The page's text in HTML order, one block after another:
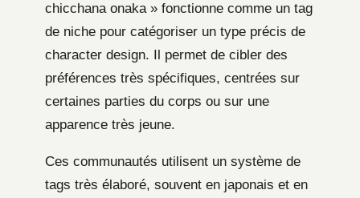
chicchana onaka » fonctionne comme un tag
de niche pour catégoriser un type précis de
character design. Il permet de cibler des
préférences très spécifiques, centrées sur
certaines parties du corps ou sur une
apparence très jeune.
Ces communautés utilisent un système de
tags très élaboré, souvent en japonais et en